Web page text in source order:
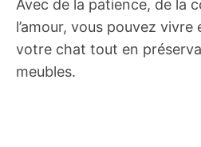
Avec de la patience, de la
l’amour, vous pouvez
votre chat tout en
meubles.